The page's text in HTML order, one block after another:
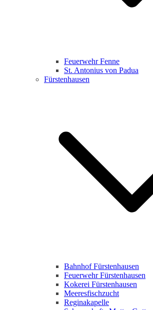
Feuerwehr Fenne
St. Antonius von Padua
Fürstenhausen
Bahnhof Fürstenhausen
Feuerwehr Fürstenhausen
Kokerei Fürstenhausen
Meeresfischzucht
Reginakapelle